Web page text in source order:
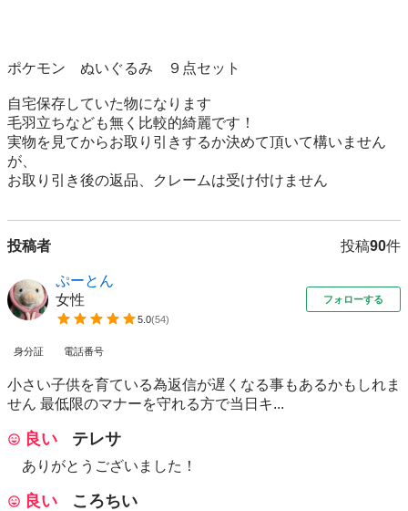
ポケモン　ぬいぐるみ　９点セット
自宅保存していた物になります
毛羽立ちなども無く比較的綺麗です！
実物を見てからお取り引きするか決めて頂いて構いません
が、
お取り引き後の返品、クレームは受け付けません
投稿者 投稿90件
ぷーとん
女性
5.0(54)
フォローする
身分証 電話番号
小さい子供を育ている為返信が遅くなる事もあるかもしれま
せん 最低限のマナーを守れる方で当日キ...
良い テレサ
ありがとうございました！
良い ころちい